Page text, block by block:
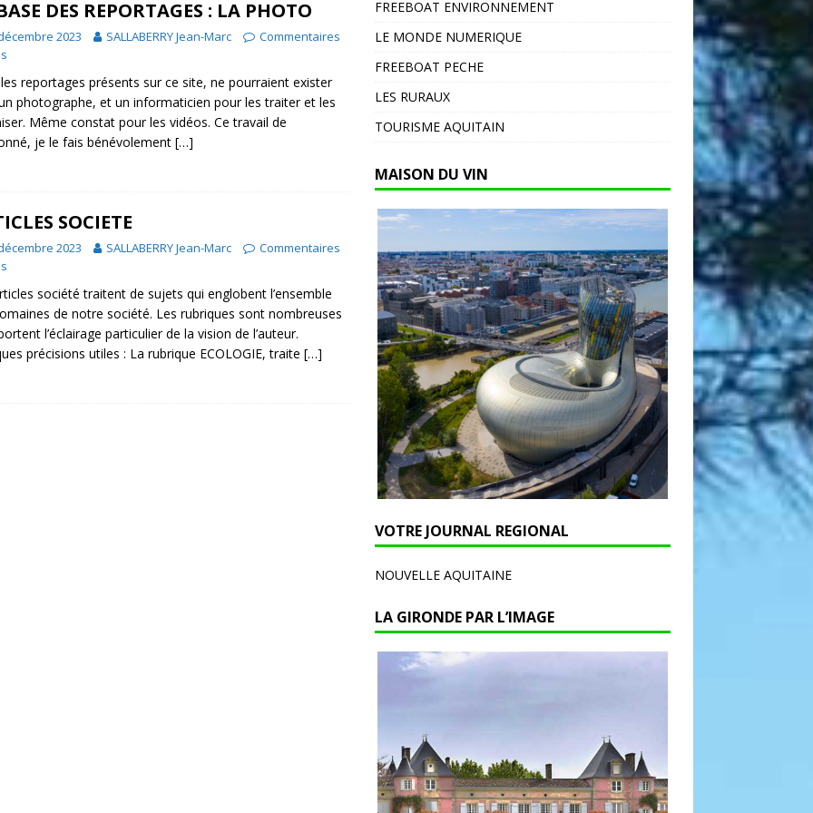
Espagne : 13 000 hectares brûlés dans un feu d’ampleur à
DIVERS
DES REPORTAGES : LA PHOTO
2023 SALLABERRY Jean-Marc
Commentaires
reportages présents sur ce site, ne pourraient exister
photographe, et un informaticien pour les traiter et les
Même constat pour les vidéos. Ce travail de
je le fais bénévolement […]
SOCIETE
2023 SALLABERRY Jean-Marc
Commentaires
société traitent de sujets qui englobent l’ensemble
de notre société. Les rubriques sont nombreuses
l’éclairage particulier de la vision de l’auteur.
précisions utiles : La rubrique ECOLOGIE, traite […]
FREEBOAT ENVIRONNEMENT
LE MONDE NUMERIQUE
FREEBOAT PECHE
LES RURAUX
TOURISME AQUITAIN
MAISON DU VIN
VOTRE JOURNAL REGIONAL
NOUVELLE AQUITAINE
LA GIRONDE PAR L’IMAGE